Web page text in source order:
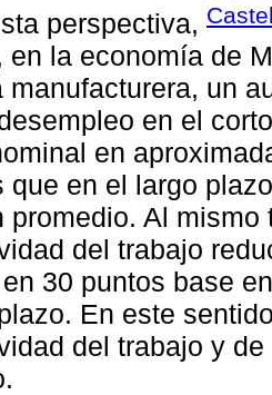
perspectiva,
en la economía de
manufacturera, un
en el
en
que en el largo
promedio. Al
del trabajo
30 puntos base
En este
del trabajo y